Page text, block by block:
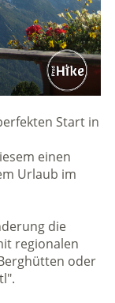
Start in
einen
Urlaub im
die
regionalen
oder